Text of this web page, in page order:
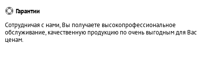
Гарантии
Сотрудничая с нами, Вы получаете высокопрофессиональное
обслуживание, качественную продукцию по очень выгодным для Вас
ценам.